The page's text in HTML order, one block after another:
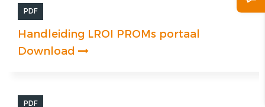
PDF
Handleiding LROI PROMs portaal
Download
PDF